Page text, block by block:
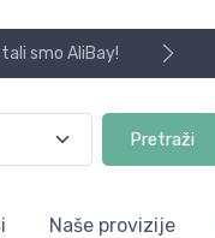
smo AliBay!
Pretraži
Naše provizije